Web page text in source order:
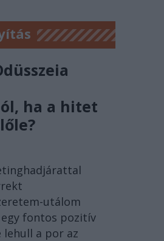
ha a hitet
utálom
fontos pozitív
lehull a por az